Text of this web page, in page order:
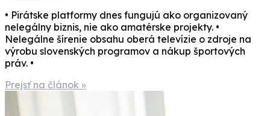
• Pirátske platformy dnes fungujú ako organizovaný
nelegálny biznis, nie ako amatérske projekty. •
Nelegálne šírenie obsahu oberá televízie o zdroje na
výrobu slovenských programov a nákup športových
práv. •
Prejsť na článok »